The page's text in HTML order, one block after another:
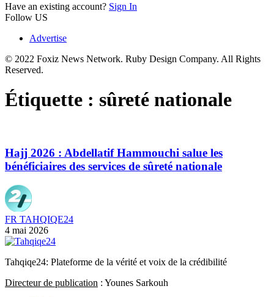
Have an existing account? Sign In
Follow US
Advertise
© 2022 Foxiz News Network. Ruby Design Company. All Rights
Reserved.
Étiquette : sûreté nationale
Hajj 2026 : Abdellatif Hammouchi salue les
bénéficiaires des services de sûreté nationale
FR TAHQIQE24
4 mai 2026
Tahqiqe24: Plateforme de la vérité et voix de la crédibilité
Directeur de publication : Younes Sarkouh